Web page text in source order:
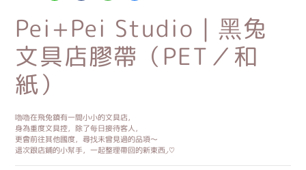
Pei+Pei Studio｜黑兔
文具店膠帶（PET／和
紙）
嚕嚕在飛兔鎮有一間小小的文具店，
身為重度文具控，除了每日接待客人，
更會前往其他國度，尋找未曾見過的品項～
這次跟店鋪的小幫手，一起整理帶回的新東西◞♡